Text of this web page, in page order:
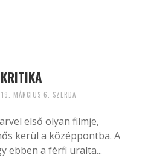
MÁRCIUS 6. SZERDA
első olyan filmje,
kerül a középpontba. A
ebben a férfi uralta...